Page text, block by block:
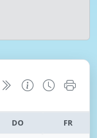
DO FR